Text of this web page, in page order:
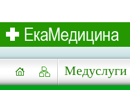
Медуслуги